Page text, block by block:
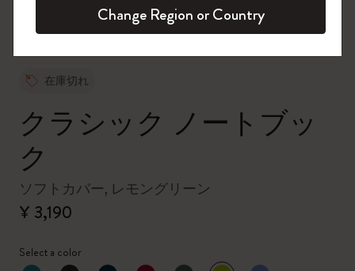
在庫切れ
クラシック ノートブッ
ク
ソフトカバー, レモングリーン
¥ 3,190
Select a color
Change Region or Country